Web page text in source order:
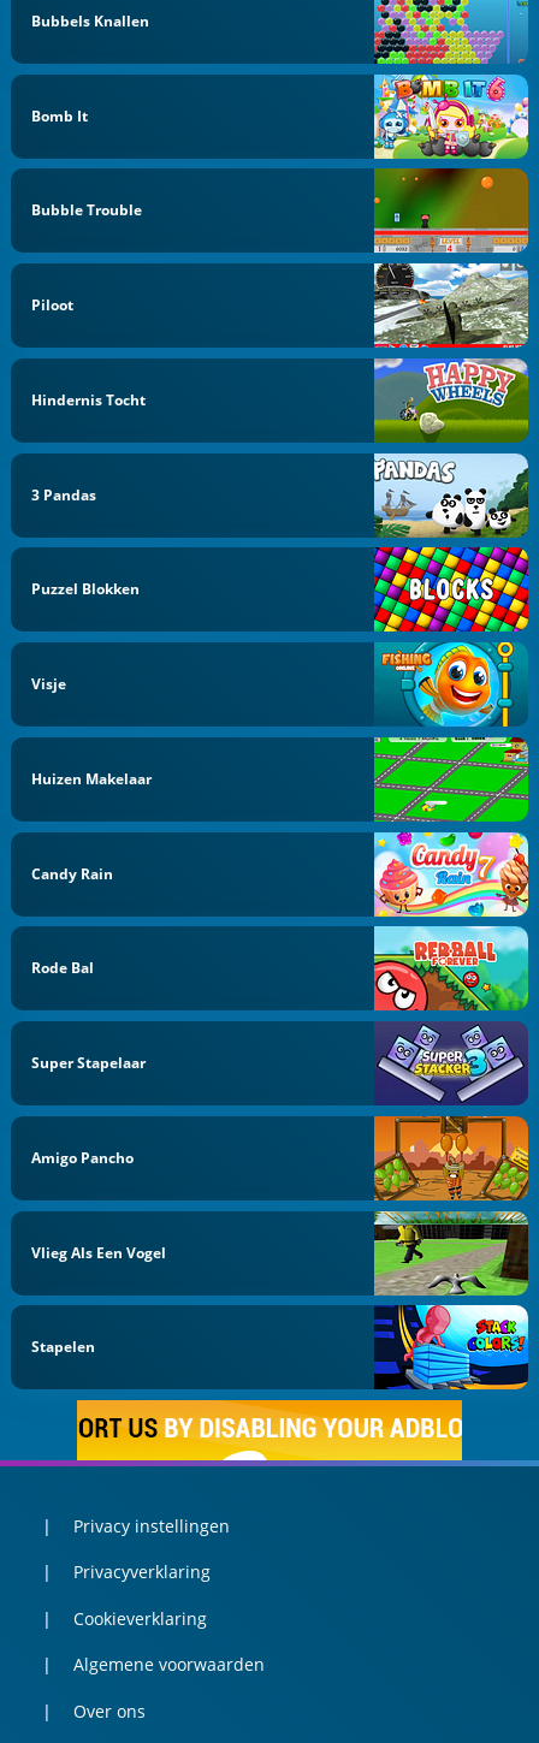
Bubbels Knallen
Bomb It
Bubble Trouble
Piloot
Hindernis Tocht
3 Pandas
Puzzel Blokken
Visje
Huizen Makelaar
Candy Rain
Rode Bal
Super Stapelaar
Amigo Pancho
Vlieg Als Een Vogel
Stapelen
Privacy instellingen
Privacyverklaring
Cookieverklaring
Algemene voorwaarden
Over ons